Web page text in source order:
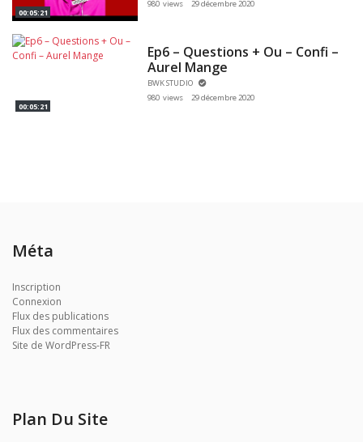
00:05:21
980 views
29 décembre 2020
00:05:21
Ep6 – Questions + Ou – Confi –
Aurel Mange
BWK STUDIO
980 views
29 décembre 2020
Méta
Inscription
Connexion
Flux des publications
Flux des commentaires
Site de WordPress-FR
Plan Du Site